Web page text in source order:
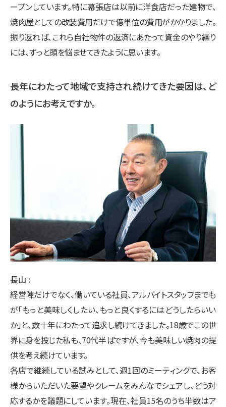
ープンしています。特に幕張店は以前に洋食店だった建物で、
焼肉屋としての改装費用だけで億単位の費用がかかりました。
振り返れば、これら自社物件の返済にあたって資金のやり繰り
には、ずっと頭を悩ませてきたように思います。
長年にわたって地域で支持され続けてきた要因は、ど
のようにお考えですか。
長山
経営陣だけでなく、働いている社員、アルバイトスタッフまでも
が「もっと美味しくしたい、もっと良くするにはどうしたらいい
か」と、数十年にわたって追求し続けてきました。18歳でこの世
界に身を投じた私も、70代半ばですが、今も美味しい焼肉の提
供を考え続けています。
各店で継続している試みとして、週1回のミーティングで、お客
様からいただいた要望やクレームをみんなでシェアし、どう対
応するかを議題にしています。現在、社員15名のうち半数はア